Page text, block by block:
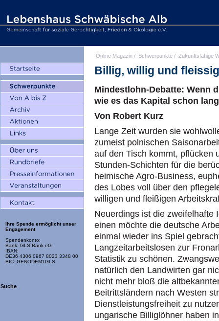
Ihre Spende ermöglicht unser
Engagement
Spendenkonto:
Bank: GLS Bank eG
IBAN:
DE36 4306 0967 8023 3348 00
BIC: GENODEM1GLS
Suche
Online Magazin / Schwerpunkte / Zukunftsfähige
Billig, willig und fleissig
Mindestlohn-Debatte: Wenn
wie es das Kapital schon
Von Robert Kurz
Lange Zeit wurden sie
zumeist polnischen
auf den Tisch kommt, pflücken
Stunden-Schichten für die
heimische Agro-Business,
des Lobes voll über den
willigen und fleißigen
Neuerdings ist die zweifelhafte
einen möchte die deutsche
einmal wieder ins Spiel
Langzeitarbeitslosen zur
Statistik zu schönen.
natürlich den Landwirten gar
nicht mehr bloß die
Beitrittsländern nach Westen
Dienstleistungsfreiheit zu
ungarische Billiglöhner haben